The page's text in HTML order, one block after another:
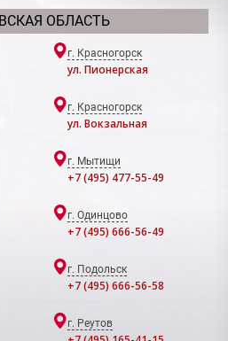
ОБЛАСТЬ
г. Красногорск
ул. Пионерская
г. Красногорск
ул. Вокзальная
г. Мытищи
+7 (495) 477-55-49
г. Одинцово
+7 (495) 666-56-49
г. Подольск
+7 (495) 666-56-58
г. Реутов